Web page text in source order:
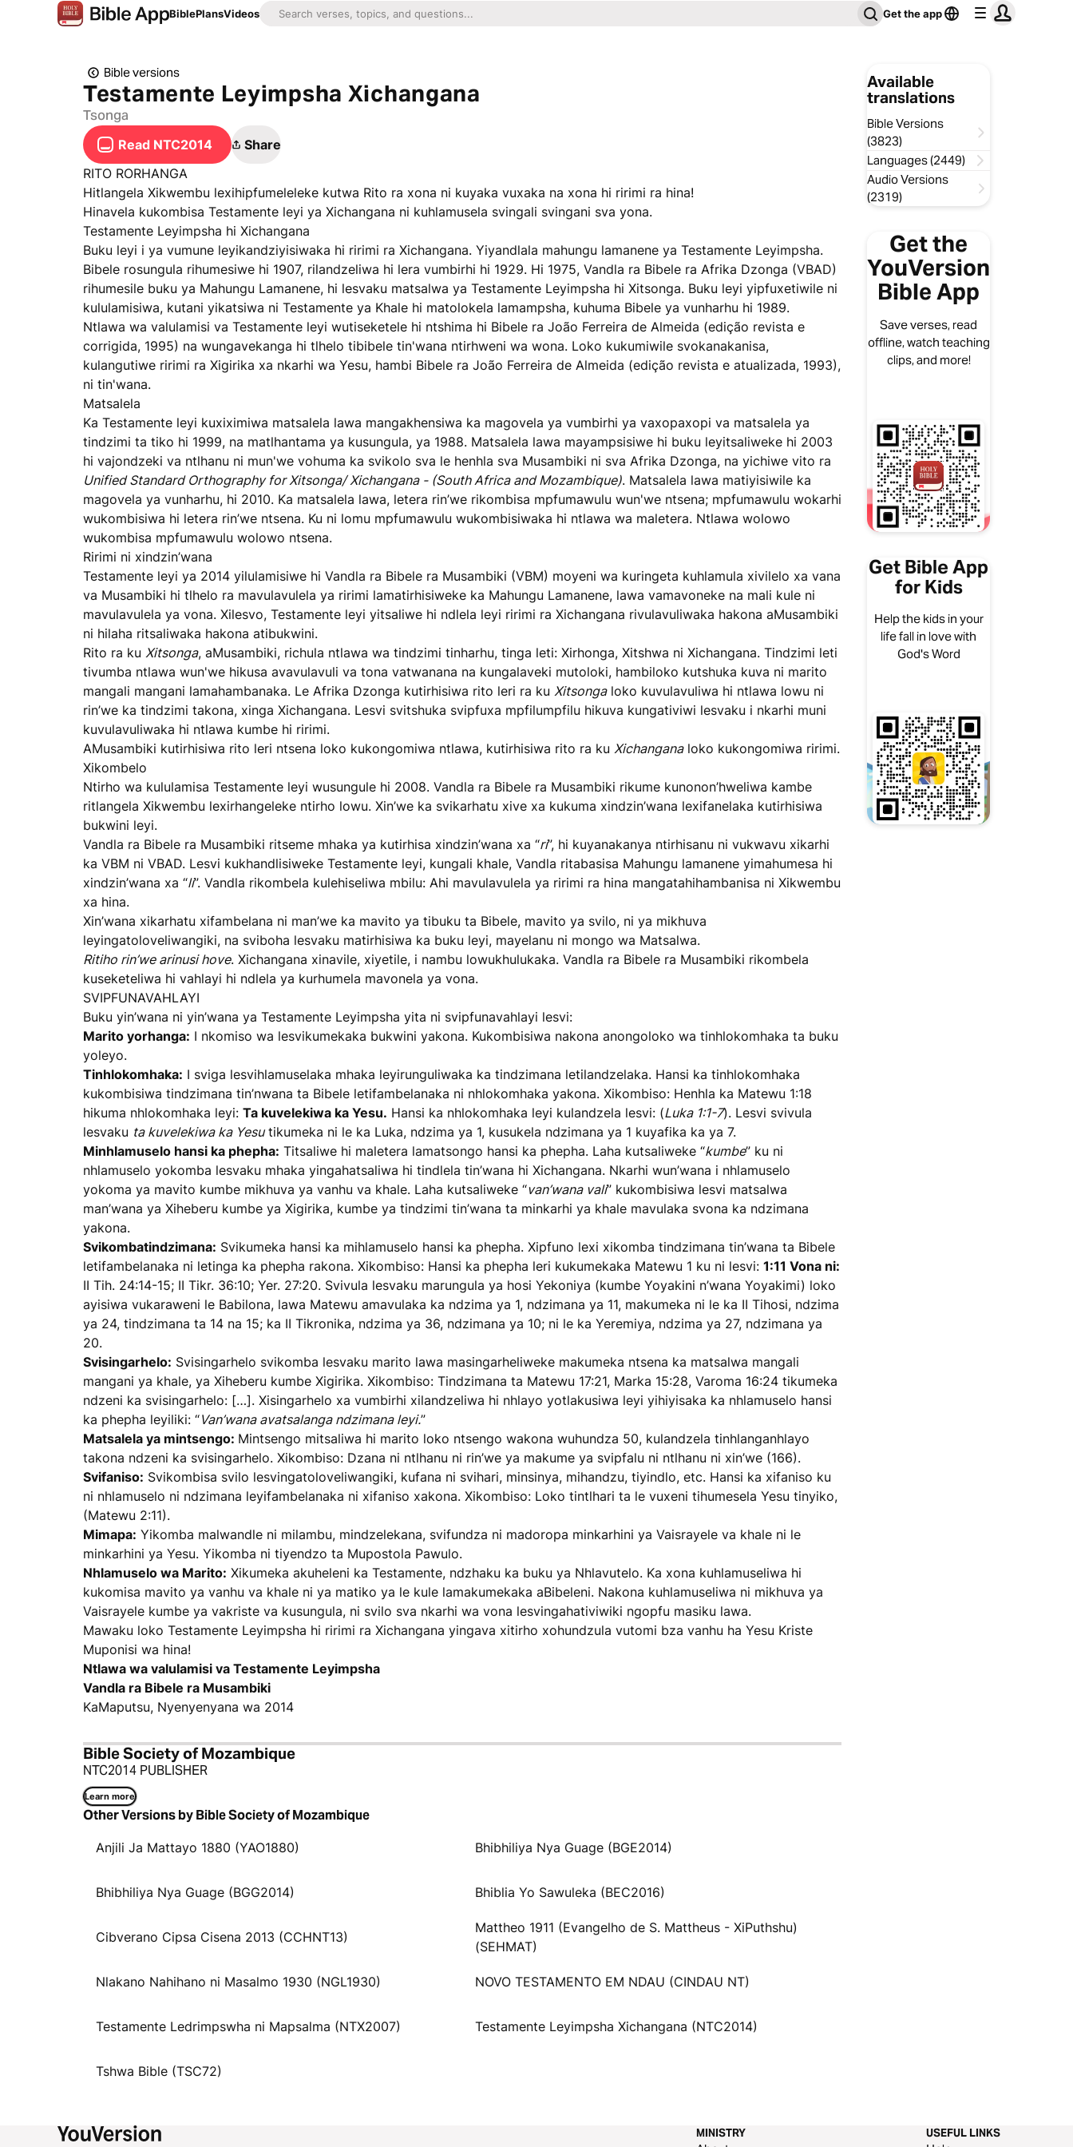
BiblePlansVideos Get the app
Bible versions
Testamente Leyimpsha Xichangana
Tsonga
Read NTC2014
Share
RITO RORHANGA
Hitlangela Xikwembu lexihipfumeleleke kutwa Rito ra xona ni kuyaka vuxaka na xona hi ririmi ra hina!
Hinavela kukombisa Testamente leyi ya Xichangana ni kuhlamusela svingali svingani sva yona.
Testamente Leyimpsha hi Xichangana
Buku leyi i ya vumune leyikandziyisiwaka hi ririmi ra Xichangana. Yiyandlala mahungu lamanene ya Testamente Leyimpsha.
Bibele rosungula rihumesiwe hi 1907, rilandzeliwa hi lera vumbirhi hi 1929. Hi 1975, Vandla ra Bibele ra Afrika Dzonga (VBAD)
rihumesile buku ya Mahungu Lamanene, hi lesvaku matsalwa ya Testamente Leyimpsha hi Xitsonga. Buku leyi yipfuxetiwile ni
kululamisiwa, kutani yikatsiwa ni Testamente ya Khale hi matolokela lamampsha, kuhuma Bibele ya vunharhu hi 1989.
Ntlawa wa valulamisi va Testamente leyi wutiseketele hi ntshima hi Bibele ra João Ferreira de Almeida (edição revista e
corrigida, 1995) na wungavekanga hi tlhelo tibibele tin'wana ntirhweni wa wona. Loko kukumiwile svokanakanisa,
kulangutiwe ririmi ra Xigirika xa nkarhi wa Yesu, hambi Bibele ra João Ferreira de Almeida (edição revista e atualizada, 1993),
ni tin'wana.
Matsalela
Ka Testamente leyi kuxiximiwa matsalela lawa mangakhensiwa ka magovela ya vumbirhi ya vaxopaxopi va matsalela ya
tindzimi ta tiko hi 1999, na matlhantama ya kusungula, ya 1988. Matsalela lawa mayampsisiwe hi buku leyitsaliweke hi 2003
hi vajondzeki va ntlhanu ni mun'we vohuma ka svikolo sva le henhla sva Musambiki ni sva Afrika Dzonga, na yichiwe vito ra
Unified Standard Orthography for Xitsonga/ Xichangana - (South Africa and Mozambique). Matsalela lawa matiyisiwile ka
magovela ya vunharhu, hi 2010. Ka matsalela lawa, letera rin’we rikombisa mpfumawulu wun'we ntsena; mpfumawulu wokarhi
wukombisiwa hi letera rin’we ntsena. Ku ni lomu mpfumawulu wukombisiwaka hi ntlawa wa maletera. Ntlawa wolowo
wukombisa mpfumawulu wolowo ntsena.
Ririmi ni xindzin’wana
Testamente leyi ya 2014 yilulamisiwe hi Vandla ra Bibele ra Musambiki (VBM) moyeni wa kuringeta kuhlamula xivilelo xa vana
va Musambiki hi tlhelo ra mavulavulela ya ririmi lamatirhisiweke ka Mahungu Lamanene, lawa vamavoneke na mali kule ni
mavulavulela ya vona. Xilesvo, Testamente leyi yitsaliwe hi ndlela leyi ririmi ra Xichangana rivulavuliwaka hakona aMusambiki
ni hilaha ritsaliwaka hakona atibukwini.
Rito ra ku Xitsonga, aMusambiki, richula ntlawa wa tindzimi tinharhu, tinga leti: Xirhonga, Xitshwa ni Xichangana. Tindzimi leti
tivumba ntlawa wun'we hikusa avavulavuli va tona vatwanana na kungalaveki mutoloki, hambiloko kutshuka kuva ni marito
mangali mangani lamahambanaka. Le Afrika Dzonga kutirhisiwa rito leri ra ku Xitsongaloko kuvulavuliwa hi ntlawa lowu ni
rin’we ka tindzimi takona, xinga Xichangana. Lesvi svitshuka svipfuxa mpfilumpfilu hikuva kungativiwi lesvaku i nkarhi muni
kuvulavuliwaka hi ntlawa kumbe hi ririmi.
AMusambiki kutirhisiwa rito leri ntsena loko kukongomiwa ntlawa, kutirhisiwa rito ra ku Xichanganaloko kukongomiwa ririmi.
Xikombelo
Ntirho wa kululamisa Testamente leyi wusungule hi 2008. Vandla ra Bibele ra Musambiki rikume kunonon’hweliwa kambe
ritlangela Xikwembu lexirhangeleke ntirho lowu. Xin’we ka svikarhatu xive xa kukuma xindzin’wana lexifanelaka kutirhisiwa
bukwini leyi.
Vandla ra Bibele ra Musambiki ritseme mhaka ya kutirhisa xindzin’wana xa “ri”, hi kuyanakanya ntirhisanu ni vukwavu xikarhi
ka VBM ni VBAD. Lesvi kukhandlisiweke Testamente leyi, kungali khale, Vandla ritabasisa Mahungu lamanene yimahumesa hi
xindzin’wana xa “li”. Vandla rikombela kulehiseliwa mbilu: Ahi mavulavulela ya ririmi ra hina mangatahihambanisa ni Xikwembu
xa hina.
Xin’wana xikarhatu xifambelana ni man’we ka mavito ya tibuku ta Bibele, mavito ya svilo, ni ya mikhuva
leyingatoloveliwangiki, na sviboha lesvaku matirhisiwa ka buku leyi, mayelanu ni mongo wa Matsalwa.
Ritiho rin’we arinusi hove. Xichangana xinavile, xiyetile, i nambu lowukhulukaka. Vandla ra Bibele ra Musambiki rikombela
kuseketeliwa hi vahlayi hi ndlela ya kurhumela mavonela ya vona.
SVIPFUNAVAHLAYI
Buku yin’wana ni yin’wana ya Testamente Leyimpsha yita ni svipfunavahlayi lesvi:
Marito yorhanga: I nkomiso wa lesvikumekaka bukwini yakona. Kukombisiwa nakona anongoloko wa tinhlokomhaka ta buku
yoleyo.
Tinhlokomhaka: I sviga lesvihlamuselaka mhaka leyirunguliwaka ka tindzimana letilandzelaka. Hansi ka tinhlokomhaka
kukombisiwa tindzimana tin’nwana ta Bibele letifambelanaka ni nhlokomhaka yakona. Xikombiso: Henhla ka Matewu 1:18
hikuma nhlokomhaka leyi: Ta kuvelekiwa ka Yesu. Hansi ka nhlokomhaka leyi kulandzela lesvi: (Luka 1:1-7). Lesvi svivula
lesvaku ta kuvelekiwa ka Yesutikumeka ni le ka Luka, ndzima ya 1, kusukela ndzimana ya 1 kuyafika ka ya 7.
Minhlamuselo hansi ka phepha: Titsaliwe hi maletera lamatsongo hansi ka phepha. Laha kutsaliweke “kumbe” ku ni
nhlamuselo yokomba lesvaku mhaka yingahatsaliwa hi tindlela tin’wana hi Xichangana. Nkarhi wun’wana i nhlamuselo
yokoma ya mavito kumbe mikhuva ya vanhu va khale. Laha kutsaliweke “van’wana vali” kukombisiwa lesvi matsalwa
man’wana ya Xiheberu kumbe ya Xigirika, kumbe ya tindzimi tin’wana ta minkarhi ya khale mavulaka svona ka ndzimana
yakona.
Svikombatindzimana: Svikumeka hansi ka mihlamuselo hansi ka phepha. Xipfuno lexi xikomba tindzimana tin’wana ta Bibele
letifambelanaka ni letinga ka phepha rakona. Xikombiso: Hansi ka phepha leri kukumekaka Matewu 1 ku ni lesvi: 1:11 Vona ni:
II Tih. 24:14-15; II Tikr. 36:10; Yer. 27:20. Svivula lesvaku marungula ya hosi Yekoniya (kumbe Yoyakini n’wana Yoyakimi) loko
ayisiwa vukaraweni le Babilona, lawa Matewu amavulaka ka ndzima ya 1, ndzimana ya 11, makumeka ni le ka II Tihosi, ndzima
ya 24, tindzimana ta 14 na 15; ka II Tikronika, ndzima ya 36, ndzimana ya 10; ni le ka Yeremiya, ndzima ya 27, ndzimana ya
20.
Svisingarhelo: Svisingarhelo svikomba lesvaku marito lawa masingarheliweke makumeka ntsena ka matsalwa mangali
mangani ya khale, ya Xiheberu kumbe Xigirika. Xikombiso: Tindzimana ta Matewu 17:21, Marka 15:28, Varoma 16:24 tikumeka
ndzeni ka svisingarhelo: […]. Xisingarhelo xa vumbirhi xilandzeliwa hi nhlayo yotlakusiwa leyi yihiyisaka ka nhlamuselo hansi
ka phepha leyiliki: “Van’wana avatsalanga ndzimana leyi.”
Matsalela ya mintsengo: Mintsengo mitsaliwa hi marito loko ntsengo wakona wuhundza 50, kulandzela tinhlanganhlayo
takona ndzeni ka svisingarhelo. Xikombiso: Dzana ni ntlhanu ni rin’we ya makume ya svipfalu ni ntlhanu ni xin’we (166).
Svifaniso: Svikombisa svilo lesvingatoloveliwangiki, kufana ni svihari, minsinya, mihandzu, tiyindlo, etc. Hansi ka xifaniso ku
ni nhlamuselo ni ndzimana leyifambelanaka ni xifaniso xakona. Xikombiso: Loko tintlhari ta le vuxeni tihumesela Yesu tinyiko,
(Matewu 2:11).
Mimapa: Yikomba malwandle ni milambu, mindzelekana, svifundza ni madoropa minkarhini ya Vaisrayele va khale ni le
minkarhini ya Yesu. Yikomba ni tiyendzo ta Mupostola Pawulo.
Nhlamuselo wa Marito: Xikumeka akuheleni ka Testamente, ndzhaku ka buku ya Nhlavutelo. Ka xona kuhlamuseliwa hi
kukomisa mavito ya vanhu va khale ni ya matiko ya le kule lamakumekaka aBibeleni. Nakona kuhlamuseliwa ni mikhuva ya
Vaisrayele kumbe ya vakriste va kusungula, ni svilo sva nkarhi wa vona lesvingahativiwiki ngopfu masiku lawa.
Mawaku loko Testamente Leyimpsha hi ririmi ra Xichangana yingava xitirho xohundzula vutomi bza vanhu ha Yesu Kriste
Muponisi wa hina!
Ntlawa wa valulamisi va Testamente Leyimpsha
Vandla ra Bibele ra Musambiki
KaMaputsu, Nyenyenyana wa 2014
Bible Society of Mozambique
NTC2014 PUBLISHER
Learn more
Other Versions by Bible Society of Mozambique
Anjili Ja Mattayo 1880 (YAO1880) Bhibhiliya Nya Guage (BGE2014)
Bhibhiliya Nya Guage (BGG2014) Bhiblia Yo Sawuleka (BEC2016)
Cibverano Cipsa Cisena 2013 (CCHNT13)
Mattheo 1911 (Evangelho de S. Mattheus - XiPuthshu)
(SEHMAT)
Nlakano Nahihano ni Masalmo 1930 (NGL1930) NOVO TESTAMENTO EM NDAU (CINDAU NT)
Testamente Ledrimpswha ni Mapsalma (NTX2007) Testamente Leyimpsha Xichangana (NTC2014)
Tshwa Bible (TSC72)
Available
translations
Bible Versions
(3823)
Languages (2449)
Audio Versions
(2319)
Get the
YouVersion
Bible App
Save verses, read
offline, watch teaching
clips, and more!
Get Bible App
for Kids
Help the kids in your
life fall in love with
God's Word
MINISTRY USEFUL LINKS